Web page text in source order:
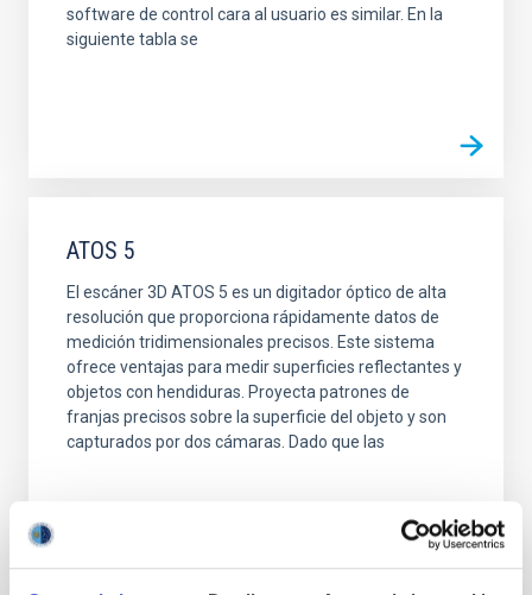
software de control cara al usuario es similar. En la
siguiente tabla se
ATOS 5
El escáner 3D ATOS 5 es un digitador óptico de alta
resolución que proporciona rápidamente datos de
medición tridimensionales precisos. Este sistema
ofrece ventajas para medir superficies reflectantes y
objetos con hendiduras. Proyecta patrones de
franjas precisos sobre la superficie del objeto y son
capturados por dos cámaras. Dado que las